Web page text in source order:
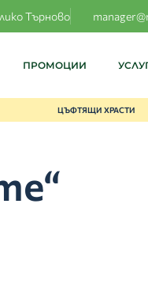
Търново
ПРОМОЦИИ
ЦЪФТЯЩИ ХРАСТИ